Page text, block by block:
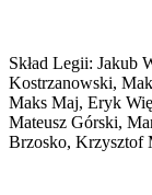
Skład Legii: Jakub
Kostrzanowski,
Maks Maj, Eryk
Mateusz Górski,
Brzosko, Krzysztof